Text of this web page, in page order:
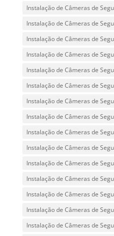
Instalação de Câmeras de
Instalação de Câmeras de
Instalação de Câmeras de
Instalação de Câmeras de
Instalação de Câmeras de
Instalação de Câmeras de
Instalação de Câmeras de
Instalação de Câmeras de
Instalação de Câmeras de
Instalação de Câmeras de
Instalação de Câmeras de
Instalação de Câmeras de
Instalação de Câmeras de
Instalação de Câmeras de
Instalação de Câmeras de